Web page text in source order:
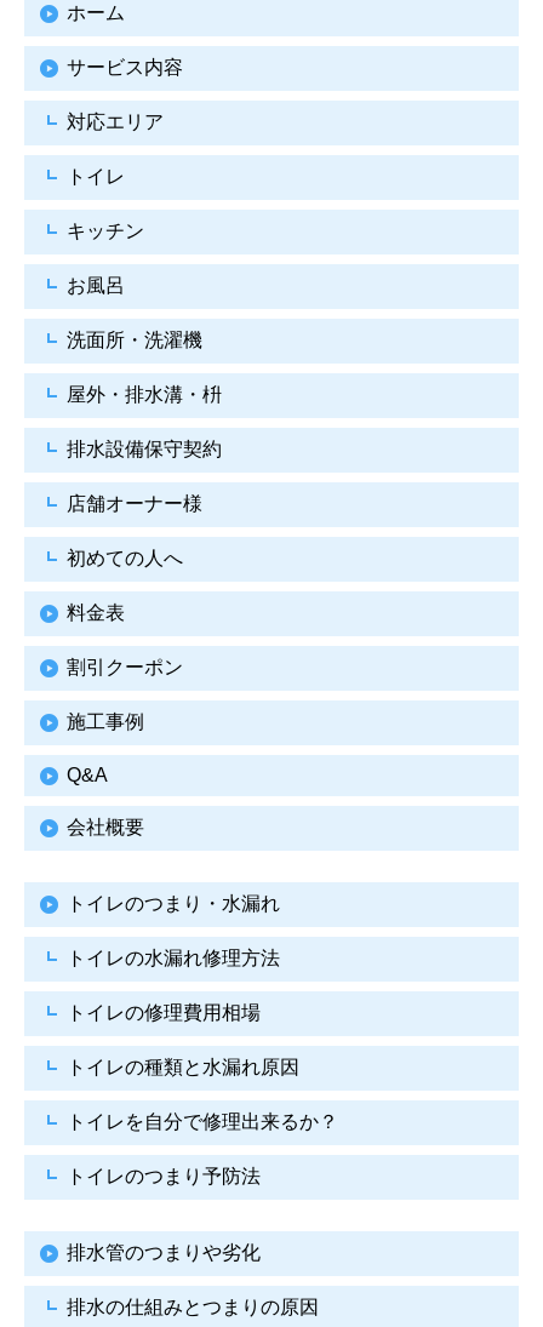
ホーム
サービス内容
対応エリア
トイレ
キッチン
お風呂
洗面所・洗濯機
屋外・排水溝・枡
排水設備保守契約
店舗オーナー様
初めての人へ
料金表
割引クーポン
施工事例
Q&A
会社概要
トイレのつまり・水漏れ
トイレの水漏れ修理方法
トイレの修理費用相場
トイレの種類と水漏れ原因
トイレを自分で修理出来るか？
トイレのつまり予防法
排水管のつまりや劣化
排水の仕組みとつまりの原因